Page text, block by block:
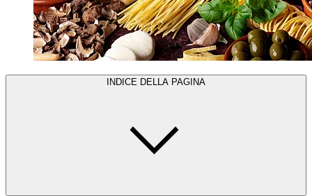
INDICE DELLA PAGINA